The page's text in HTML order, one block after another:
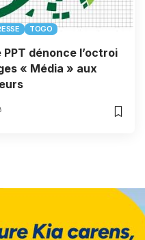
TOGO
PPT dénonce l’octroi
« Média » aux